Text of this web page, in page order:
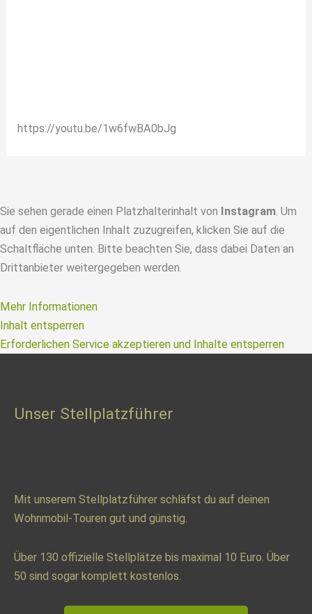
https://youtu.be/1w6fwBA0bJg
Sie sehen gerade einen Platzhalterinhalt von Instagram. Um
auf den eigentlichen Inhalt zuzugreifen, klicken Sie auf die
Schaltfläche unten. Bitte beachten Sie, dass dabei Daten an
Drittanbieter weitergegeben werden.
Mehr Informationen
Inhalt entsperren
Erforderlichen Service akzeptieren und Inhalte entsperren
Unser Stellplatzführer
Mit unserem Stellplatzführer schläfst du auf deinen
Wohnmobil-Touren gut und günstig.
Über 130 offizielle Stellplätze bis maximal 10 Euro. Über
50 sind sogar komplett kostenlos.